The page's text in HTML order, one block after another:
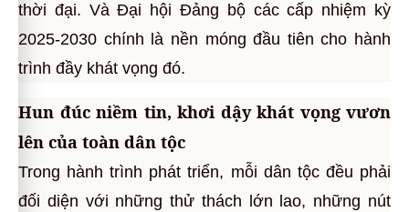
thời đại. Và Đại hội Đảng bộ các cấp nhiệm kỳ
2025-2030 chính là nền móng đầu tiên cho hành
trình đầy khát vọng đó.
Hun đúc niềm tin, khơi dậy khát vọng vươn
lên của toàn dân tộc
Trong hành trình phát triển, mỗi dân tộc đều phải
đối diện với những thử thách lớn lao, những nút